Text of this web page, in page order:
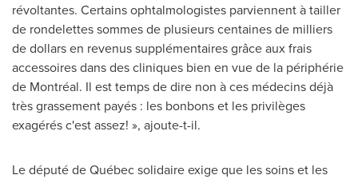
révoltantes. Certains ophtalmologistes parviennent à tailler
de rondelettes sommes de plusieurs centaines de milliers
de dollars en revenus supplémentaires grâce aux frais
accessoires dans des cliniques bien en vue de la périphérie
de Montréal. Il est temps de dire non à ces médecins déjà
très grassement payés : les bonbons et les privilèges
exagérés c'est assez! », ajoute-t-il.
Le député de Québec solidaire exige que les soins et les